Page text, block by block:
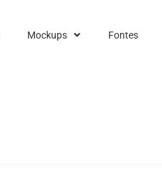
Mockups Fontes